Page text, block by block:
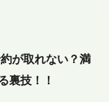
が取れない？満
裏技！！